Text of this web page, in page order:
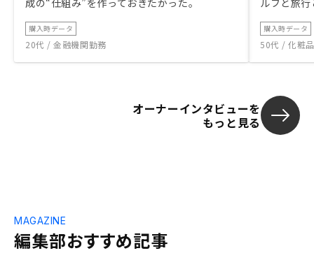
成の“仕組み”を作っておきたかった。
購入時データ
20代 / 金融機関勤務
ルフと旅
購入時データ
50代 / 化粧
オーナーインタビューを
もっと見る
編集部おすすめ記事
MAGAZINE